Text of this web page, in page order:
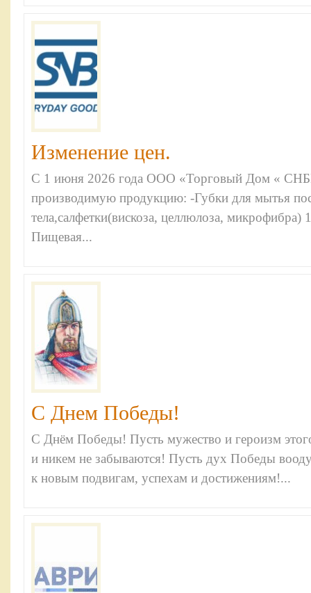
Изменение цен.
С 1 июня 2026 года ООО «Торговый Дом «
производимую продукцию: -Губки для мытья
тела,салфетки(вискоза, целлюлоза,
Пищевая...
С Днем Победы!
С Днём Победы! Пусть мужество и героизм
и никем не забываются! Пусть дух Победы
к новым подвигам, успехам и достижениям!...